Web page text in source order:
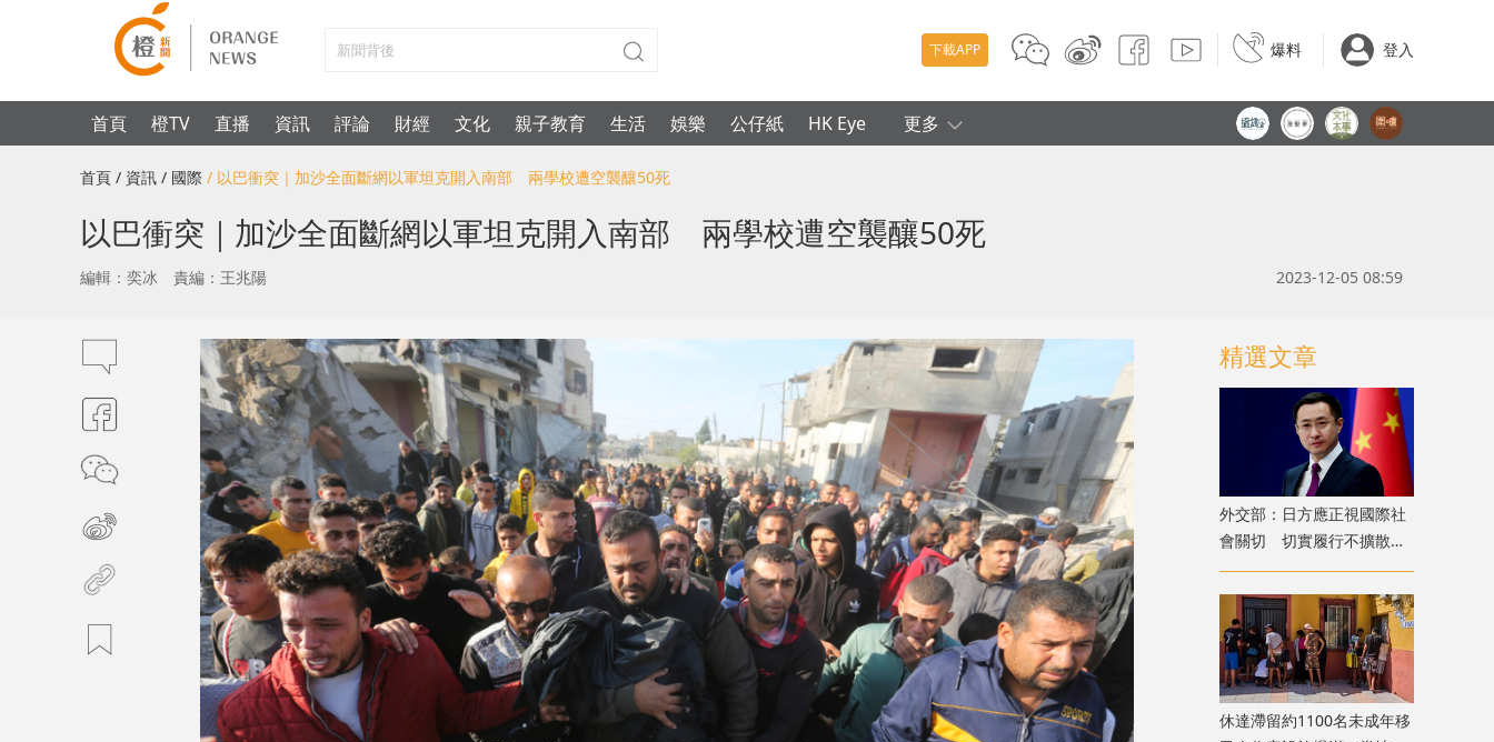
下載APP 爆料 登入
首頁 橙TV 直播 資訊 評論 財經 文化 親子教育 生活 娛樂 公仔紙 HK Eye 更多
首頁 / 資訊 / 國際 / 以巴衝突｜加沙全面斷網以軍坦克開入南部 兩學校遭空襲釀50死
以巴衝突｜加沙全面斷網以軍坦克開入南部 兩學校遭空襲釀50死
編輯：奕冰 責編：王兆陽 2023-12-05 08:59
精選文章
外交部：日方應正視國際社
會關切 切實履行不擴散核
武器的國際法義務
​休達滯留約1100名未成年移